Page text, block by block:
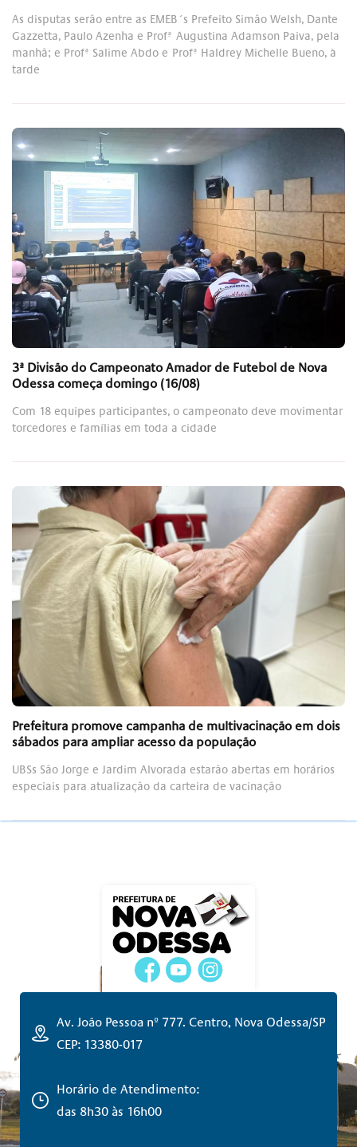
As disputas serão entre as EMEB´s Prefeito Simão Welsh, Dante
Gazzetta, Paulo Azenha e Profª Augustina Adamson Paiva, pela
manhã; e Profª Salime Abdo e Profª Haldrey Michelle Bueno, à
tarde
3ª Divisão do Campeonato Amador de Futebol de Nova
Odessa começa domingo (16/08)
Com 18 equipes participantes, o campeonato deve movimentar
torcedores e famílias em toda a cidade
Prefeitura promove campanha de multivacinação em dois
sábados para ampliar acesso da população
UBSs São Jorge e Jardim Alvorada estarão abertas em horários
especiais para atualização da carteira de vacinação
Av. João Pessoa nº 777. Centro, Nova Odessa/SP
CEP: 13380-017
Horário de Atendimento:
das 8h30 às 16h00